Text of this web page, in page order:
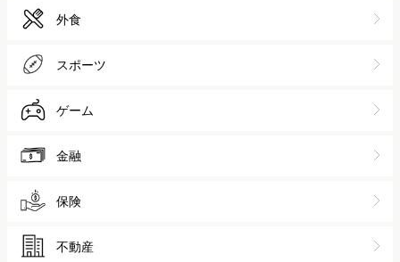
外食
スポーツ
ゲーム
金融
保険
不動産